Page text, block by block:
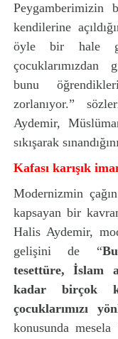
Peygamberimizin
kendilerine
öyle bir hale
çocuklarımızdan
bunu
zorlanıyor.”
Aydemir,
sıkışarak
Kafası karışık
Modernizmin
kapsayan bir
Halis Aydemir,
gelişini de “
tesettüre, İslam
kadar birçok
çocuklarımızı
konusunda